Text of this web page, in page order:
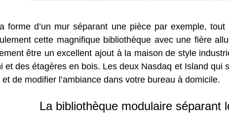
forme d’un mur séparant une pièce par exemple,
cette magnifique bibliothèque avec une fière
être un excellent ajout à la maison de style
et des étagères en bois. Les deux Nasdaq et Island qui
et de modifier l’ambiance dans votre bureau à domicile.
La bibliothèque modulaire séparant